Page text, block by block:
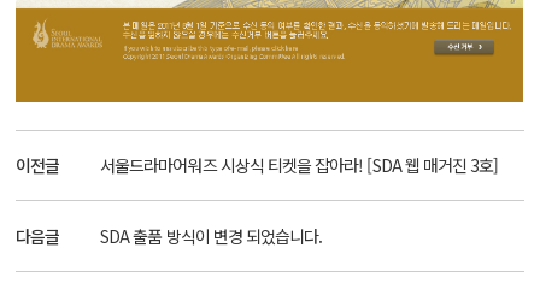
이전글 서울드라마어워즈 시상식 티켓을 잡아라! [SDA 웹 매거진 3호]
다음글 SDA 출품 방식이 변경 되었습니다.